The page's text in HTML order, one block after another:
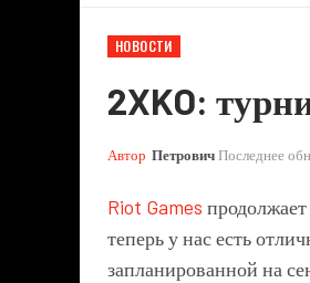
НОВОСТИ
2XKO:
Автор ПетровичПоследнее
Riot Games
теперь у нас есть
запланированной на